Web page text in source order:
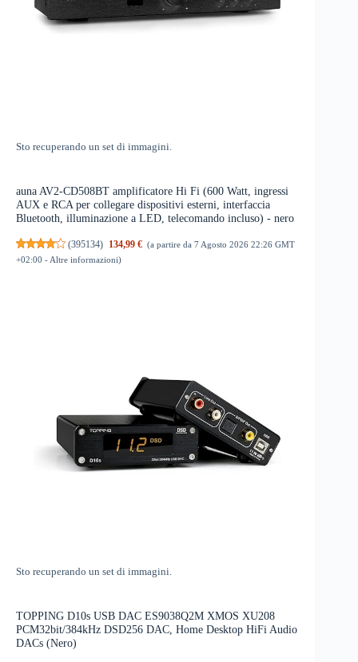
Sto recuperando un set di immagini.
auna AV2-CD508BT amplificatore Hi Fi (600 Watt, ingressi
AUX e RCA per collegare dispositivi esterni, interfaccia
Bluetooth, illuminazione a LED, telecomando incluso) - nero
(395134) 134,99 € (a partire da 7 Agosto 2026 22:26 GMT
+02:00 - Altre informazioni)
Sto recuperando un set di immagini.
TOPPING D10s USB DAC ES9038Q2M XMOS XU208
PCM32bit/384kHz DSD256 DAC, Home Desktop HiFi Audio
DACs (Nero)